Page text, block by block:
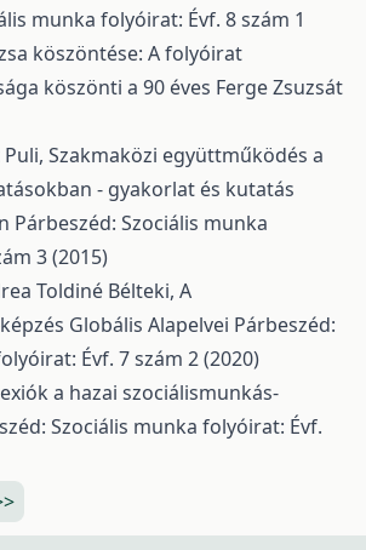
munka folyóirat: Évf. 8 szám 1
köszöntése: A folyóirat
köszönti a 90 éves Ferge Zsuzsát
Szakmaközi együttműködés a
- gyakorlat és kutatás
Párbeszéd: Szociális munka
3 (2015)
Toldiné Bélteki, A
Globális Alapelvei Párbeszéd:
Évf. 7 szám 2 (2020)
a hazai szociálismunkás-
Szociális munka folyóirat: Évf.